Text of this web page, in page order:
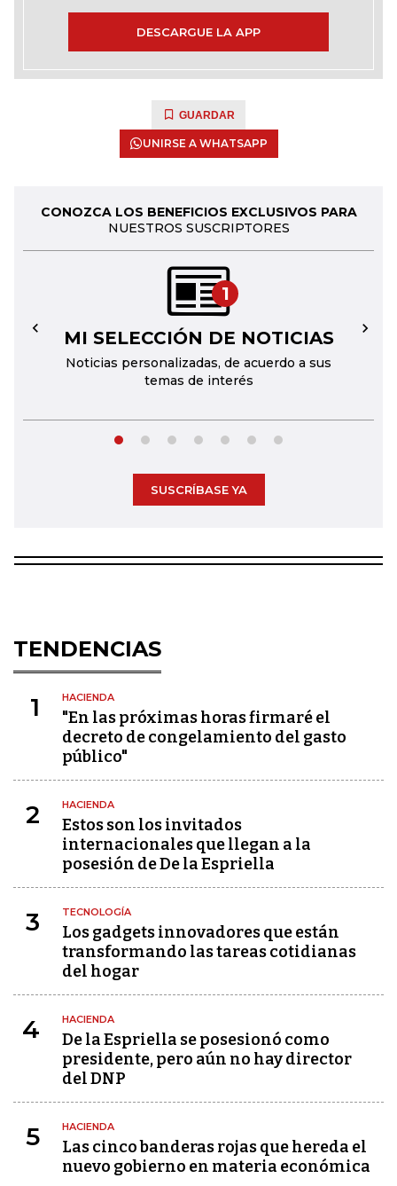
DESCARGUE LA APP
GUARDAR
UNIRSE A WHATSAPP
CONOZCA LOS BENEFICIOS EXCLUSIVOS PARA
NUESTROS SUSCRIPTORES
1
MI SELECCIÓN DE NOTICIAS
Noticias personalizadas, de acuerdo a sus
temas de interés
← →
SUSCRÍBASE YA
TENDENCIAS
1 HACIENDA
"En las próximas horas firmaré el
decreto de congelamiento del gasto
público"
2 HACIENDA
Estos son los invitados
internacionales que llegan a la
posesión de De la Espriella
3 TECNOLOGÍA
Los gadgets innovadores que están
transformando las tareas cotidianas
del hogar
4 HACIENDA
De la Espriella se posesionó como
presidente, pero aún no hay director
del DNP
5 HACIENDA
Las cinco banderas rojas que hereda el
nuevo gobierno en materia económica